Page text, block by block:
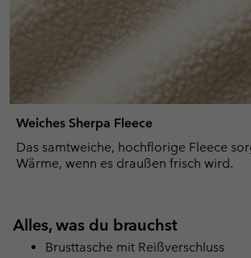
Weiches Sherpa Fleece
Das samtweiche, hochflorige Fleece
Wärme, wenn es draußen frisch wird.
Alles, was du brauchst
Brusttasche mit Reißverschluss